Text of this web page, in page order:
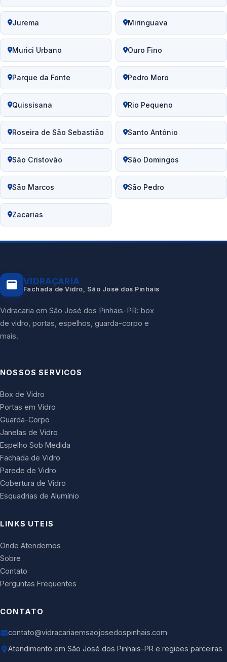
Jurema Miringuava
Murici Urbano Ouro Fino
Parque da Fonte Pedro Moro
Quissisana Rio Pequeno
Roseira de São Sebastião Santo Antônio
São Cristovão São Domingos
São Marcos São Pedro
Zacarias
VIDRAÇARIA
Fachada de Vidro, São José dos Pinhais
Vidracaria em São José dos Pinhais-PR: box
de vidro, portas, espelhos, guarda-corpo e
mais.
NOSSOS SERVICOS
Box de Vidro
Portas em Vidro
Guarda-Corpo
Janelas de Vidro
Espelho Sob Medida
Fachada de Vidro
Parede de Vidro
Cobertura de Vidro
Esquadrias de Alumínio
LINKS UTEIS
Onde Atendemos
Sobre
Contato
Perguntas Frequentes
CONTATO
contato@vidracariaemsaojosedospinhais.com
Atendimento em São José dos Pinhais-PR e regioes parceiras